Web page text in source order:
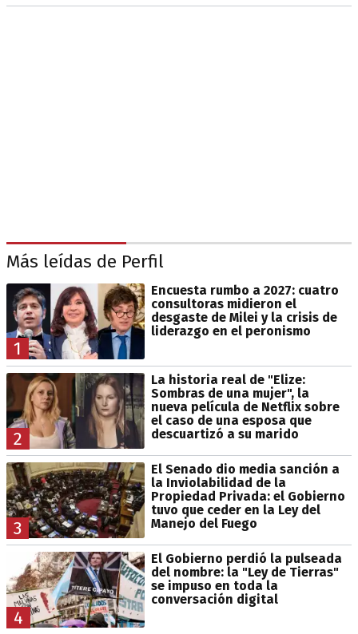
Más leídas de Perfil
1
Encuesta rumbo a 2027: cuatro
consultoras midieron el
desgaste de Milei y la crisis de
liderazgo en el peronismo
2
La historia real de "Elize:
Sombras de una mujer", la
nueva película de Netflix sobre
el caso de una esposa que
descuartizó a su marido
3
El Senado dio media sanción a
la Inviolabilidad de la
Propiedad Privada: el Gobierno
tuvo que ceder en la Ley del
Manejo del Fuego
4
El Gobierno perdió la pulseada
del nombre: la "Ley de Tierras"
se impuso en toda la
conversación digital